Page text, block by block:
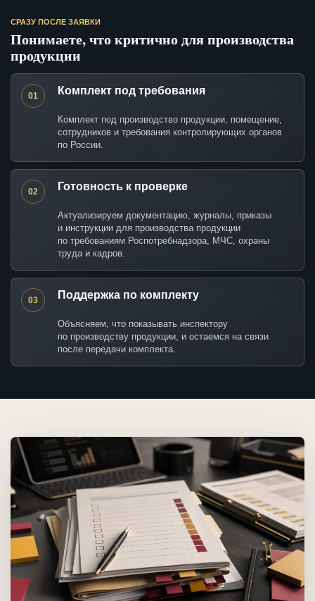
СРАЗУ ПОСЛЕ ЗАЯВКИ
Понимаете, что критично для производства
продукции
01 Комплект под требования
Комплект под производство продукции, помещение,
сотрудников и требования контролирующих органов
по России.
02 Готовность к проверке
Актуализируем документацию, журналы, приказы
и инструкции для производства продукции
по требованиям Роспотребнадзора, МЧС, охраны
труда и кадров.
03 Поддержка по комплекту
Объясняем, что показывать инспектору
по производству продукции, и остаемся на связи
после передачи комплекта.